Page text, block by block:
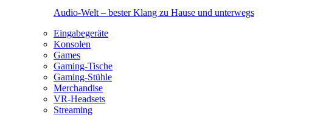
Audio-Welt – bester Klang zu Hause und unterwegs
Eingabegeräte
Konsolen
Games
Gaming-Tische
Gaming-Stühle
Merchandise
VR-Headsets
Streaming